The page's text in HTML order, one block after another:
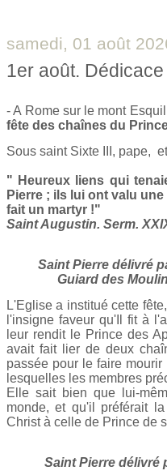
samedi, 01 août
1er août.
- A Rome sur le mont
fête des chaînes du
Sous saint Sixte III, pape,
" Heureux liens qui
Pierre ; ils lui ont valu
fait un martyr !"
Saint Augustin. Serm.
Saint Pierre délivré
Guiard des
L'Eglise a institué cette
l'insigne faveur qu'Il fit à
leur rendit le Prince des
avait fait lier de deux
passée pour le faire
lesquelles les membres
Elle sait bien que lui-
monde, et qu'il préférait
Christ à celle de Prince de
Saint Pierre délivré